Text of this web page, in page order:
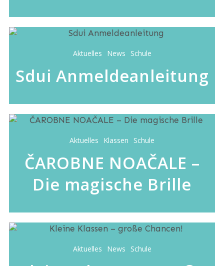
Aktuelles News Schule
Sdui Anmeldeanleitung
Aktuelles Klassen Schule
ČAROBNE NOAČALE –
Die magische Brille
Aktuelles News Schule